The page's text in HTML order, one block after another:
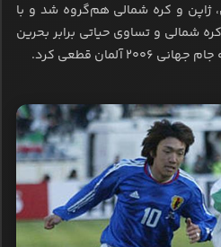
ژاپن و کره شمالی هم‌گروه شد و با
شمالی و تساوی حیاتی برابر بحرین